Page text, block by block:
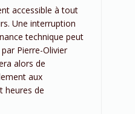
accessible à tout
Une interruption
technique peut
Pierre-Olivier
alors de
aux
heures de